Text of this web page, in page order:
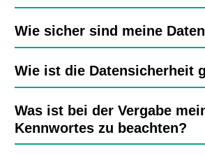
Wie sicher sind meine
Wie ist die Datensicherheit
Was ist bei der Vergabe
Kennwortes zu beachten?